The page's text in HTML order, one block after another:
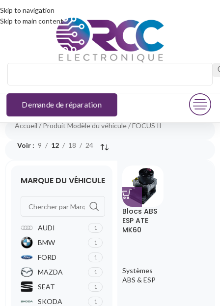
Skip to navigation
Skip to main content
Demande de réparation
Accueil Produit Modèle du véhicule FOCUS II
Voir 9 12 18 24
MARQUE DU VÉHICULE
AUDI 1
BMW 1
FORD 1
MAZDA 1
SEAT 1
SKODA 1
Blocs ABS
ESP ATE
MK60
Systèmes
ABS & ESP